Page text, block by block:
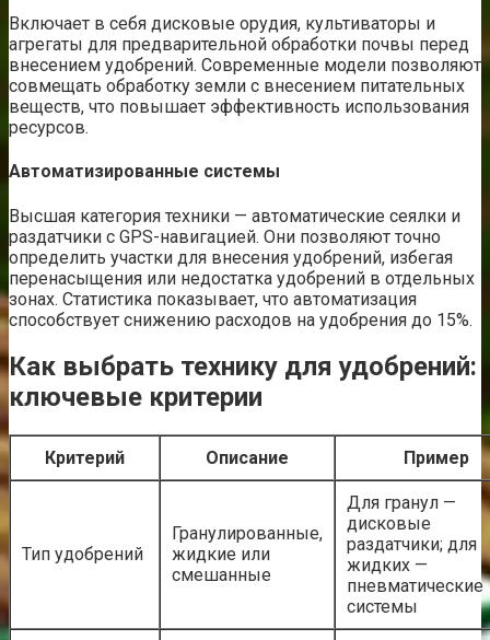
Включает в себя дисковые орудия, культиваторы и
агрегаты для предварительной обработки почвы перед
внесением удобрений. Современные модели позволяют
совмещать обработку земли с внесением питательных
веществ, что повышает эффективность использования
ресурсов.
Автоматизированные системы
Высшая категория техники — автоматические сеялки и
раздатчики с GPS-навигацией. Они позволяют точно
определить участки для внесения удобрений, избегая
перенасыщения или недостатка удобрений в отдельных
зонах. Статистика показывает, что автоматизация
способствует снижению расходов на удобрения до 15%.
Как выбрать технику для удобрений:
ключевые критерии
Критерий Описание Пример
Тип удобрений
Гранулированные,
жидкие или
смешанные
Для гранул —
дисковые
раздатчики; для
жидких —
пневматические
системы